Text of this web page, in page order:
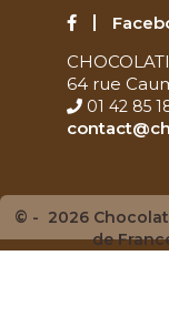
64 rue
01 42 85
© - 2026
de